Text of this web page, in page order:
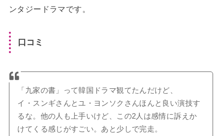
ンタジードラマです。
口コミ
「九家の書」って韓国ドラマ観てたんだけど、
イ・スンギさんとユ・ヨンソクさんほんと良い演技す
るな。他の人も上手いけど、この2人は感情に訴えか
けてくる感じがすごい。あと少しで完走。